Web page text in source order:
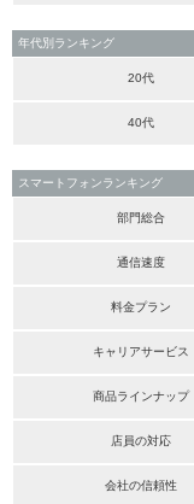
年代別ランキング
20代
40代
スマートフォンランキング
部門総合
通信速度
料金プラン
キャリアサービス
商品ラインナップ
店員の対応
会社の信頼性